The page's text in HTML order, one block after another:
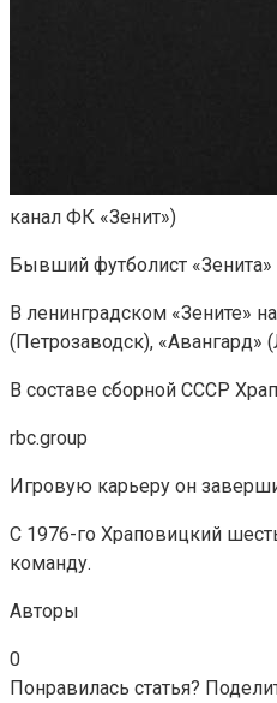
канал ФК «Зенит»)
Бывший футболист «Зенита»
В ленинградском «Зените»
(Петрозаводск), «Авангард»
В составе сборной СССР
rbc.group
Игровую карьеру он
С 1976-го Храповицкий
команду.
Авторы
0
Понравилась статья?